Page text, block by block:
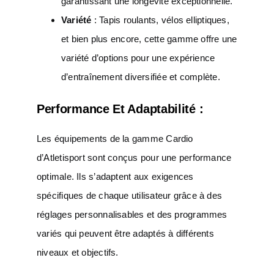
Variété : Tapis roulants, vélos elliptiques,
et bien plus encore, cette gamme offre une
variété d’options pour une expérience
d’entraînement diversifiée et complète.
Performance Et Adaptabilité :
Les équipements de la gamme Cardio
d’Atletisport sont conçus pour une performance
optimale. Ils s’adaptent aux exigences
spécifiques de chaque utilisateur grâce à des
réglages personnalisables et des programmes
variés qui peuvent être adaptés à différents
niveaux et objectifs.